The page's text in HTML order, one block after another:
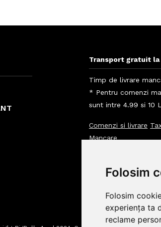
Folosim
Folosim
experiența ta
reclame
Transport gratuit la
Timp de livrare
* Pentru comenzi
sunt intre 4.99 si 10
Comenzi si livrare
Mancare